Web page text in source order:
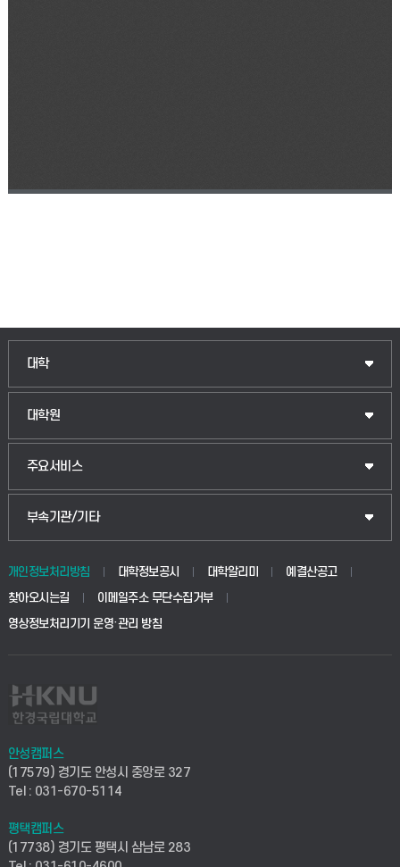
대학
인문융합공공인재학부
법경영학부
생명공학부
사회안전시스템공학부
컴퓨터응용수학부
ICT로봇기계공학부
대학원
일반대학원
산업대학원
공공정책대학원
교육대학원
주요서비스
입학안내
웹메일
학사시스템(전문학사 및 전공심화)
사이버캠퍼스(전문학사 및 전공심화)
시설바로처리서비스
연구실안전관리시스템
산학연구관리시스템
부속기관/기타
중앙도서관
학생생활관(안성)
산학협력단
취업지원센터
창업지원센터
현장실습지원센터
개인정보처리방침 대학정보공시 대학알리미
예결산공고
찾아오시는길
이메일주소 무단수집거부
영상정보처리기기 운영·관리 방침
안성캠퍼스
(17579) 경기도 안성시 중앙로 327
Tel : 031-670-5114
평택캠퍼스
(17738) 경기도 평택시 삼남로 283